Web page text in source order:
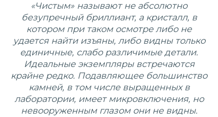
«Чистым» называют не абсолютно
безупречный бриллиант, а кристалл, в
котором при таком осмотре либо не
удается найти изъяны, либо видны только
единичные, слабо различимые детали.
Идеальные экземпляры встречаются
крайне редко. Подавляющее большинство
камней, в том числе выращенных в
лаборатории, имеет микровключения, но
невооруженным глазом они не видны.